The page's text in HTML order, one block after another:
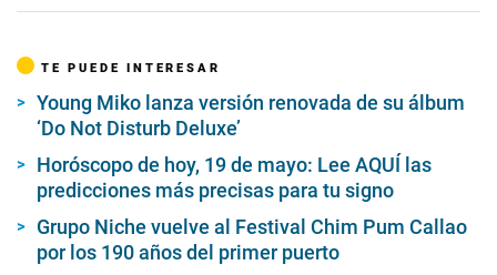
TE PUEDE INTERESAR
Young Miko lanza versión renovada de su álbum
‘Do Not Disturb Deluxe’
Horóscopo de hoy, 19 de mayo: Lee AQUÍ las
predicciones más precisas para tu signo
Grupo Niche vuelve al Festival Chim Pum Callao
por los 190 años del primer puerto